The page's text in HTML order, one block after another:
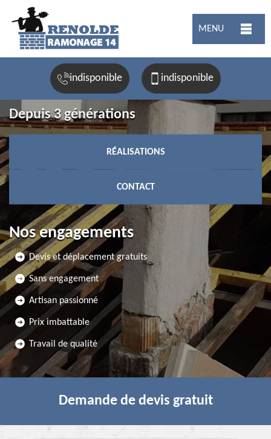
MENU
indisponible indisponible
Depuis 3 générations
RÉALISATIONS
CONTACT
Nos engagements
Devis et déplacement gratuits
Sans engagement
Artisan passionné
Prix imbattable
Travail de qualité
Demande de devis gratuit